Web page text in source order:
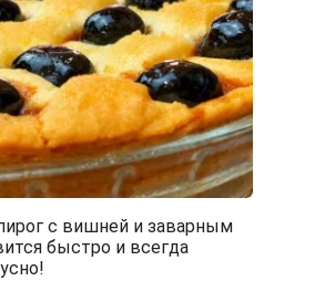
с вишней и заварным
быстро и всегда